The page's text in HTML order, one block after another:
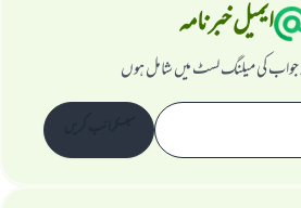
ایمیل خبرنامہ
جواب کی میلنگ لسٹ میں شامل ہوں